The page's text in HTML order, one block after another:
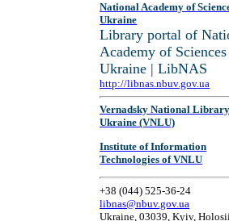
National Academy of
Ukraine
Library portal of
Academy of
Ukraine | LibNAS
http://libnas.nbuv.gov.ua
Vernadsky National
Ukraine (VNLU)
Institute of Information
Technologies of VNLU
+38 (044) 525-36-24
libnas@nbuv.gov.ua
Ukraine, 03039, Kyiv,